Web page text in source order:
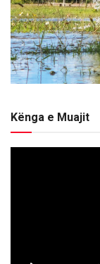
Kënga e Muajit